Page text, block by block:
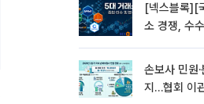
[넥스블록][
소 경쟁, 수
손보사 민원
지…협회 이